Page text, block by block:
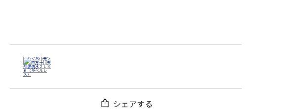
シェアする